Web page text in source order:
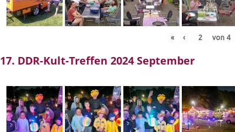
« ‹ von 4
17. DDR-Kult-Treffen 2024 September